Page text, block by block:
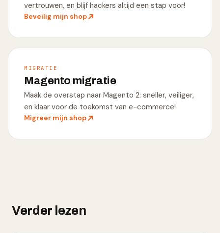
vertrouwen, en blijf hackers altijd een stap voor!
Beveilig mijn shop
MIGRATIE
Magento migratie
Maak de overstap naar Magento 2: sneller, veiliger,
en klaar voor de toekomst van e-commerce!
Migreer mijn shop
Verder lezen